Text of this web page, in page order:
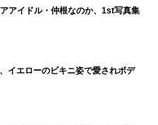
アイドル・仲根なのか、1st写真集
イエローのビキニ姿で愛されボデ